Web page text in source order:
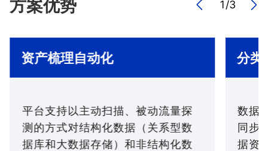
方案优势 1/3
资产梳理自动化
平台支持以主动扫描、被动流量探
测的方式对结构化数据（关系型数
据库和大数据存储）和非结构化数
分类
数据
同步
据资